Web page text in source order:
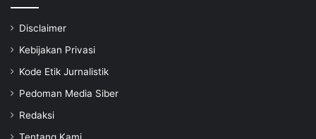
Disclaimer
Kebijakan Privasi
Kode Etik Jurnalistik
Pedoman Media Siber
Redaksi
Tentang Kami